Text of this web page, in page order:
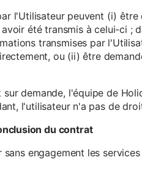
l'Utilisateur peuvent (i)
été transmis à celui-ci ;
transmises par
ou (ii) être
sur demande, l'équipe de
l'utilisateur n'a pas de
du contrat
sans engagement les